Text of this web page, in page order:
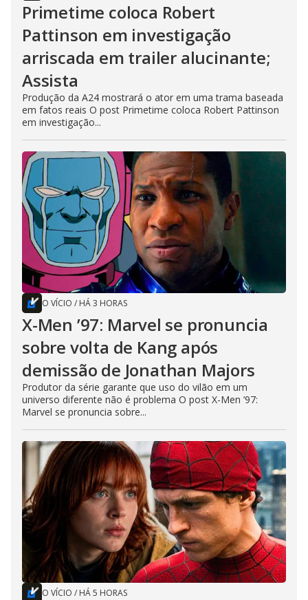
Primetime coloca Robert
Pattinson em investigação
arriscada em trailer alucinante;
Assista
Produção da A24 mostrará o ator em uma trama baseada
em fatos reais O post Primetime coloca Robert Pattinson
em investigação...
O VÍCIO / HÁ 3 HORAS
X-Men ’97: Marvel se pronuncia
sobre volta de Kang após
demissão de Jonathan Majors
Produtor da série garante que uso do vilão em um
universo diferente não é problema O post X-Men ’97:
Marvel se pronuncia sobre...
O VÍCIO / HÁ 5 HORAS